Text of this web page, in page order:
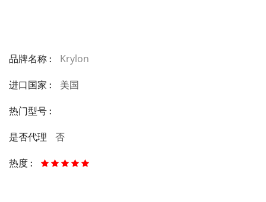
品牌名称 : Krylon
进口国家 : 美国
热门型号 :
是否代理 否
热度 :